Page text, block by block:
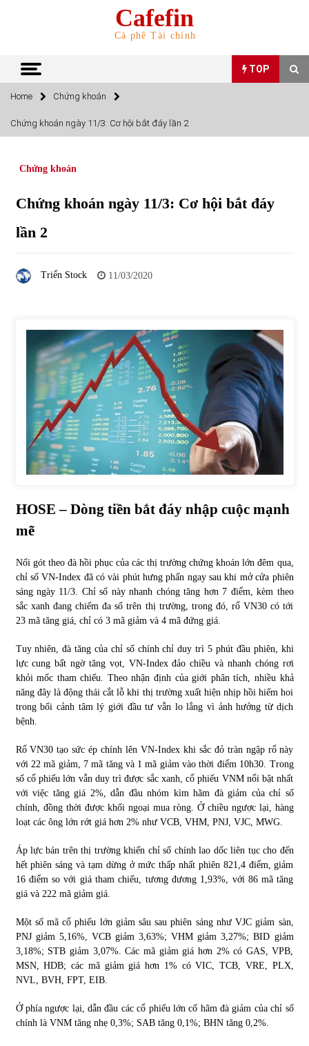
Cafefin
Cà phê Tài chính
TOP
TOP
Top 10 mặt hàng Việt Nam nhập khẩu nhiều nhất tháng
Top 10 mặt hàng Việt Nam xuất khẩu nhiều nhất tháng
Tự doanh ngày 3.6.2022: CTCK mua ròng 28,7 tỷ đồng
06/06/2022
Top 10 tỷ phú giàu nhất thế giới – Bảng xếp hạng 2022
31/05/2022
Bất ổn từ các cuộc đấu giá đất ở Thanh Hoá
31/05/2022
S&P Ratings cập nhật xếp hạng tín nhiệm của
Vietcombank và Eximbank
31/05/2022
Chứng khoán ngày 30/5/2022: Top 10 cổ phiếu nổi bật
31/05/2022
Phân tích giá tiền điện tử sau ngày thị trường lập kỷ lục
Chứng khoán ngày 12/10/2021: Top 10 cổ phiếu nổi bật
13/10/2021
13/10/2021
Home Chứng khoán
Chứng khoán ngày 11/3: Cơ hội bắt đáy lần 2
Chứng khoán
Chứng khoán ngày 11/3: Cơ hội bắt đáy
lần 2
Triển Stock 11/03/2020
HOSE – Dòng tiền bắt đáy nhập cuộc mạnh
mẽ
Nối gót theo đà hồi phục của các thị trường chứng khoán lớn đêm qua,
chỉ số VN-Index đã có vài phút hưng phấn ngay sau khi mở cửa phiên
sáng ngày 11/3. Chỉ số này nhanh chóng tăng hơn 7 điểm, kèm theo
sắc xanh đang chiếm đa số trên thị trường, trong đó, rổ VN30 có tới
23 mã tăng giá, chỉ có 3 mã giảm và 4 mã đứng giá.
Tuy nhiên, đà tăng của chỉ số chính chỉ duy trì 5 phút đầu phiên, khi
lực cung bất ngờ tăng vọt, VN-Index đảo chiều và nhanh chóng rơi
khỏi mốc tham chiếu. Theo nhận định của giới phân tích, nhiều khả
năng đây là động thái cắt lỗ khi thị trường xuất hiện nhịp hồi hiếm hoi
trong bối cảnh tâm lý giới đầu tư vẫn lo lắng vì ảnh hưởng từ dịch
bệnh.
Rổ VN30 tạo sức ép chính lên VN-Index khi sắc đỏ tràn ngập rổ này
với 22 mã giảm, 7 mã tăng và 1 mã giảm vào thời điểm 10h30. Trong
số cổ phiếu lớn vẫn duy trì được sắc xanh, cổ phiếu VNM nổi bật nhất
với việc tăng giá 2%, dẫn đầu nhóm kìm hãm đà giảm của chỉ số
chính, đồng thời được khối ngoại mua ròng. Ở chiều ngược lại, hàng
loạt các ông lớn rớt giá hơn 2% như VCB, VHM, PNJ, VJC, MWG.
Áp lực bán trên thị trường khiến chỉ số chính lao dốc liên tục cho đến
hết phiên sáng và tạm dừng ở mức thấp nhất phiên 821,4 điểm, giảm
16 điểm so với giá tham chiếu, tương đương 1,93%, với 86 mã tăng
giá và 222 mã giảm giá.
Một số mã cổ phiếu lớn giảm sâu sau phiên sáng như VJC giảm sàn,
PNJ giảm 5,16%, VCB giảm 3,63%; VHM giảm 3,27%; BID giảm
3,18%; STB giảm 3,07%. Các mã giảm giá hơn 2% có GAS, VPB,
MSN, HDB; các mã giảm giá hơn 1% có VIC, TCB, VRE, PLX,
NVL, BVH, FPT, EIB.
Ở phía ngược lại, dẫn đầu các cổ phiếu lớn cố hãm đà giảm của chỉ số
chính là VNM tăng nhẹ 0,3%; SAB tăng 0,1%; BHN tăng 0,2%.